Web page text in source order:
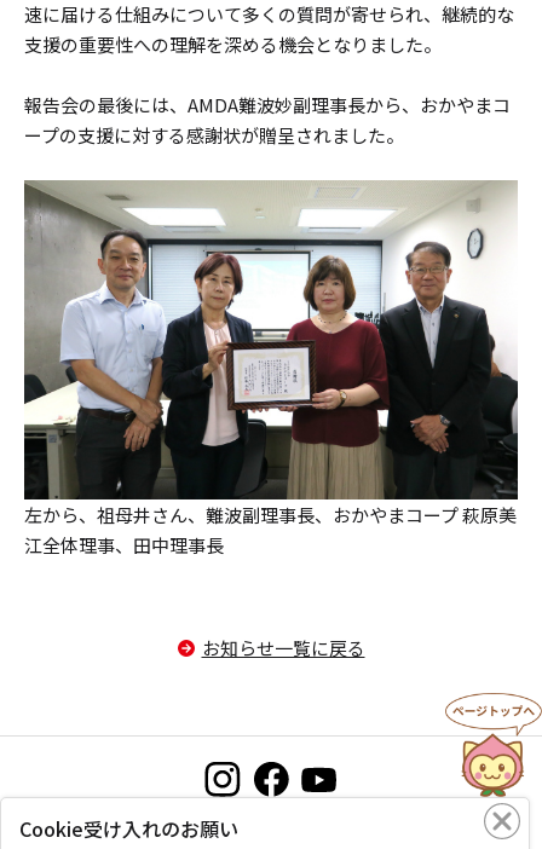
速に届ける仕組みについて多くの質問が寄せられ、継続的な
支援の重要性への理解を深める機会となりました。
報告会の最後には、AMDA難波妙副理事長から、おかやまコ
ープの支援に対する感謝状が贈呈されました。
左から、祖母井さん、難波副理事長、おかやまコープ 萩原美
江全体理事、田中理事長
お知らせ一覧に戻る
お問い合わせ プライバシーポリシー
Cookie受け入れのお願い